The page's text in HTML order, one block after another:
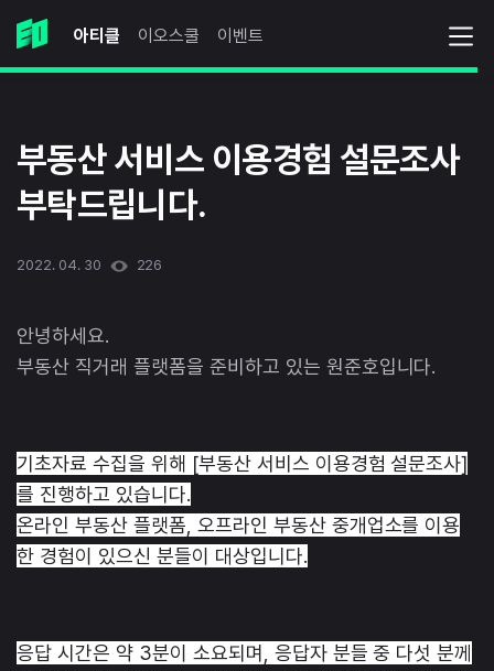
아티클 이오스쿨 이벤트
부동산 서비스 이용경험 설문조사
부탁드립니다.
2022. 04. 30 226
안녕하세요.
부동산 직거래 플랫폼을 준비하고 있는 원준호입니다.
기초자료 수집을 위해 [부동산 서비스 이용경험 설문조사]
를 진행하고 있습니다.
온라인 부동산 플랫폼, 오프라인 부동산 중개업소를 이용
한 경험이 있으신 분들이 대상입니다.
응답 시간은 약 3분이 소요되며, 응답자 분들 중 다섯 분께